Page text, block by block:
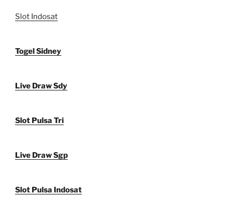
Slot Indosat
Togel Sidney
Live Draw Sdy
Slot Pulsa Tri
Live Draw Sgp
Slot Pulsa Indosat